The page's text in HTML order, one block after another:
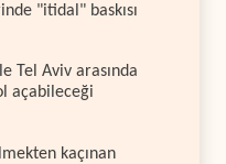
"itidal" baskısı
Tel Aviv arasında
açabileceği
kaçınan